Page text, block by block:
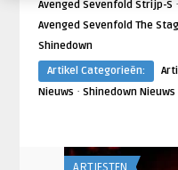
Avenged Sevenfold Strijp-S ·
Avenged Sevenfold The
Shinedown
Artikel Categorieën:
Nieuws · Shinedown Nieuws